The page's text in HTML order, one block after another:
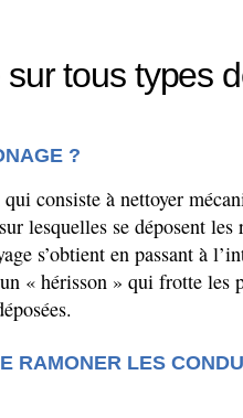
tous types
?
consiste à nettoyer
lesquelles se déposent les
s’obtient en passant à
« hérisson » qui frotte les
RAMONER LES